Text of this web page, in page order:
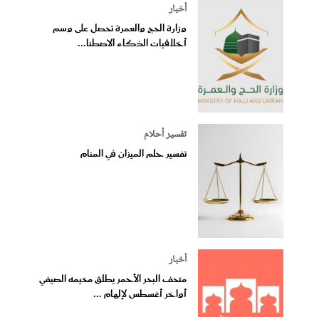
أخبار
وزارة الحج والعمرة تحصل على وسم
أخلاقيات الذكاء الاصطنا...
تفسير أحلام
تفسير حلم الميزان في المنام
أخبار
متحف البحر الأحمر يطلق مخيمه الصيفي
أواخر أغسطس لإلهام ...